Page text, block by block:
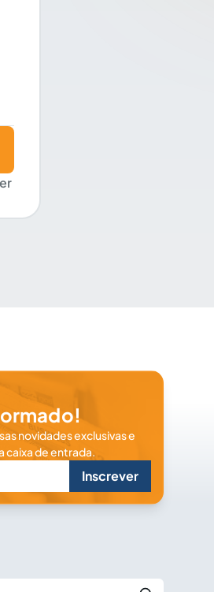
novidades exclusivas e
caixa de entrada.
Inscrever